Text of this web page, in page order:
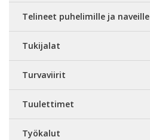
Telineet puhelimille ja naveille
Tukijalat
Turvaviirit
Tuulettimet
Työkalut